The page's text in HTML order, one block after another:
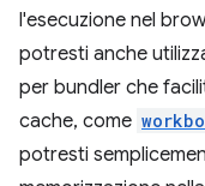
l'esecuzione nel
potresti anche
per bundler che
cache, come
potresti